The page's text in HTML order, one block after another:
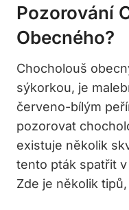
Pozorování
Obecného?
Chocholouš
sýkorkou, je
červeno-bílým
pozorovat
existuje několik
tento pták spatřit
Zde je několik